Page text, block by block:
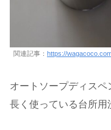
関連記事： https://
オートソープディス
長く使っている台所用